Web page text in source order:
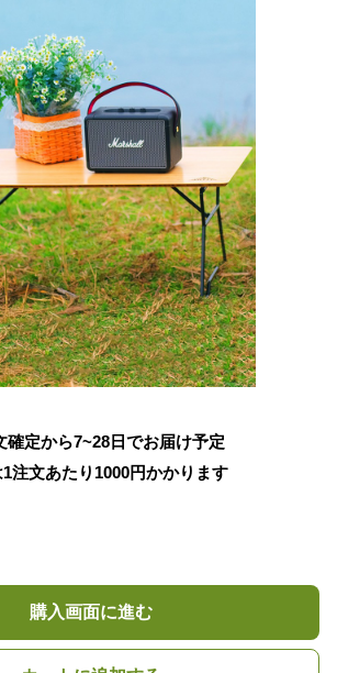
確定から7~28日でお届け予定
注文あたり 1000円かかります
購入画面に進む